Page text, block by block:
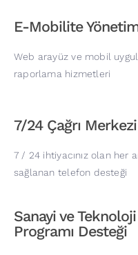
E-Mobilite
Web arayüz ve mobil
raporlama hizmetleri
7/24 Çağrı
7 / 24 ihtiyacınız olan her
sağlanan telefon desteği
Sanayi ve
Programı Desteği